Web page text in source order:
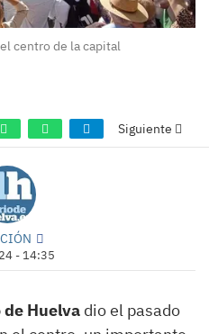
centro de la capital
Siguiente
- 14:35
de Huelva dio el pasado